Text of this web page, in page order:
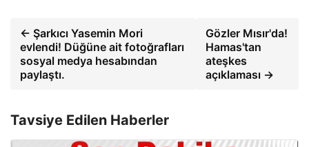
← Şarkıcı Yasemin Mori
evlendi! Düğüne ait fotoğrafları
sosyal medya hesabından
paylaştı.
Gözler Mısır'da!
Hamas'tan
ateşkes
açıklaması →
Tavsiye Edilen Haberler